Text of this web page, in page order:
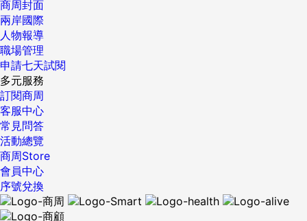
商周封面
兩岸國際
人物報導
職場管理
申請七天試閱
多元服務
訂閱商周
客服中心
常見問答
活動總覽
商周Store
會員中心
序號兌換